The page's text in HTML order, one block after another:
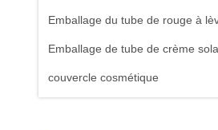
Emballage du tube de rouge à
Emballage de tube de crème
couvercle cosmétique